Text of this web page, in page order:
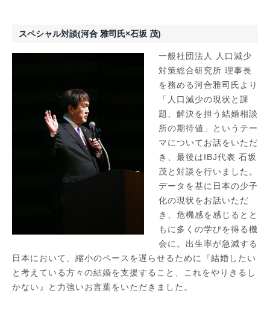
スペシャル対談(河合 雅司氏×石坂 茂)
一般社団法人 人口減少
対策総合研究所 理事長
を務める河合雅司氏より
「人口減少の現状と課
題、解決を担う結婚相談
所の期待値」というテー
マについてお話をいただ
き、最後はIBJ代表 石坂
茂と対談を行いました。
データを基に日本の少子
化の現状をお話いただ
き、危機感を感じるとと
もに多くの学びを得る機
会に。出生率が急減する
日本において、縮小のペースを遅らせるために『結婚したい
と考えている方々の結婚を支援すること、これをやりきるし
かない』と力強いお言葉をいただきました。